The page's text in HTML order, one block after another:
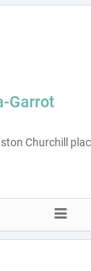
Garrot
Churchill